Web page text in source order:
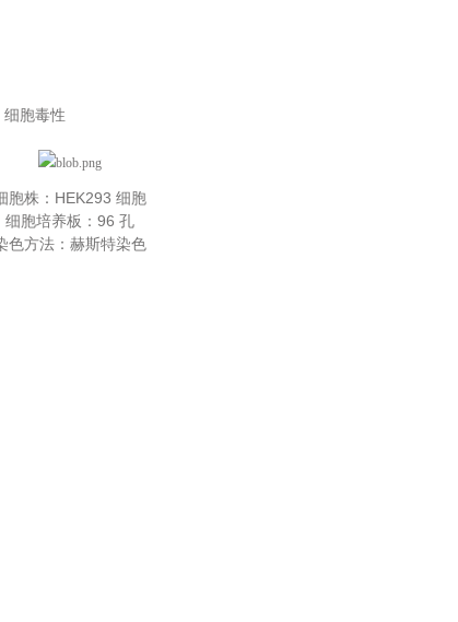
细胞毒性
胞株：HEK293 细胞
细胞培养板：96 孔
色方法：赫斯特染色